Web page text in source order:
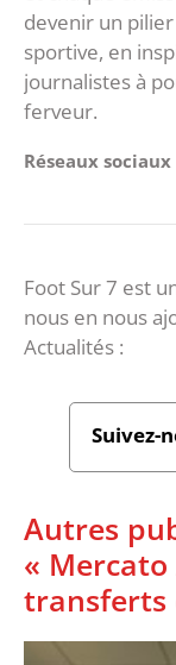
devenir un
sportive, en
journalistes à
ferveur.
Réseaux sociaux
Foot Sur 7 est
nous en nous
Actualités :
Suivez-
Autres
« Mercato
transferts